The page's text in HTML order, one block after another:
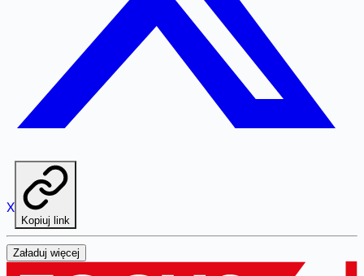
X
Kopiuj link
Załaduj więcej